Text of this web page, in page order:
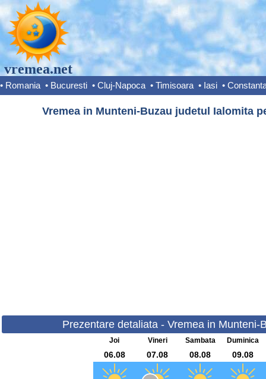
vremea.net
• Romania • Bucuresti • Cluj-Napoca • Timisoara • Iasi •
Vremea in Munteni-Buzau judetul Ialomita
Prezentare detaliata - Vremea in Munteni-
Joi Vineri Sambata Duminica
06.08 07.08 08.08 09.08